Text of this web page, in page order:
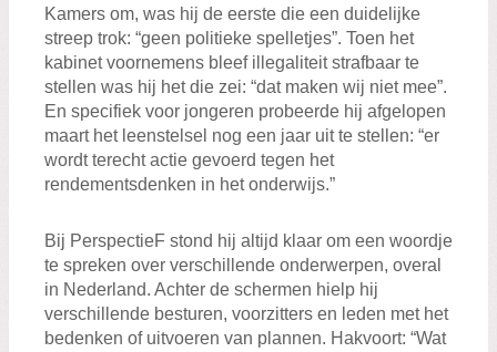
Kamers om, was hij de eerste die een duidelijke
streep trok: “geen politieke spelletjes”. Toen het
kabinet voornemens bleef illegaliteit strafbaar te
stellen was hij het die zei: “dat maken wij niet mee”.
En specifiek voor jongeren probeerde hij afgelopen
maart het leenstelsel nog een jaar uit te stellen: “er
wordt terecht actie gevoerd tegen het
rendementsdenken in het onderwijs.”
Bij PerspectieF stond hij altijd klaar om een woordje
te spreken over verschillende onderwerpen, overal
in Nederland. Achter de schermen hielp hij
verschillende besturen, voorzitters en leden met het
bedenken of uitvoeren van plannen. Hakvoort: “Wat